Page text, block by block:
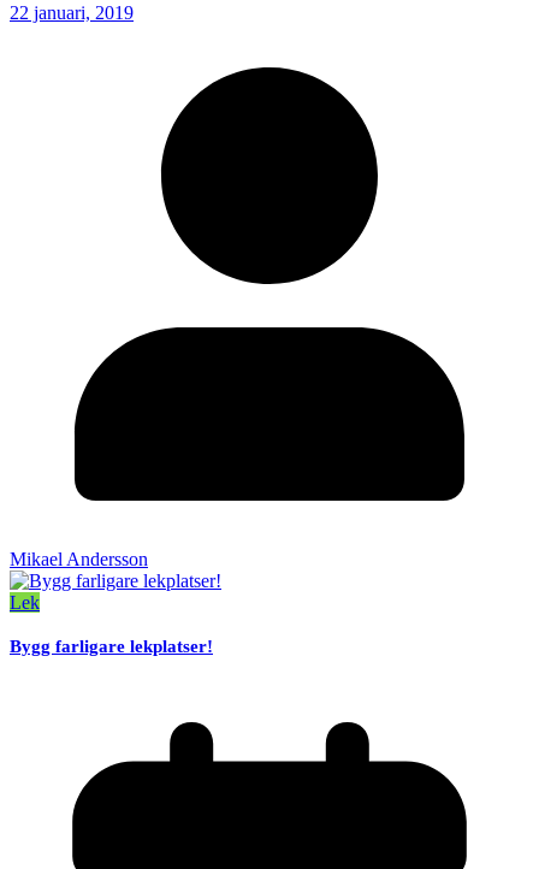
22 januari, 2019
Mikael Andersson
Lek
Bygg farligare lekplatser!